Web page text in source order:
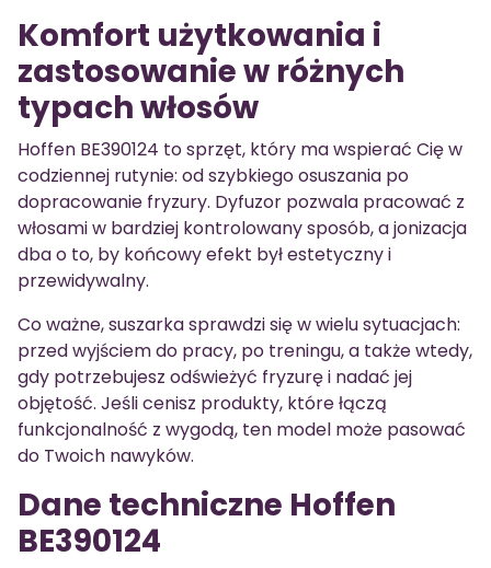
Komfort użytkowania i
zastosowanie w różnych
typach włosów
Hoffen BE390124 to sprzęt, który ma wspierać Cię w
codziennej rutynie: od szybkiego osuszania po
dopracowanie fryzury. Dyfuzor pozwala pracować z
włosami w bardziej kontrolowany sposób, a jonizacja
dba o to, by końcowy efekt był estetyczny i
przewidywalny.
Co ważne, suszarka sprawdzi się w wielu sytuacjach:
przed wyjściem do pracy, po treningu, a także wtedy,
gdy potrzebujesz odświeżyć fryzurę i nadać jej
objętość. Jeśli cenisz produkty, które łączą
funkcjonalność z wygodą, ten model może pasować
do Twoich nawyków.
Dane techniczne Hoffen
BE390124